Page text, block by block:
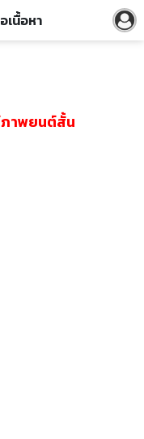
เนื้อหา
าพยนต์สั้น